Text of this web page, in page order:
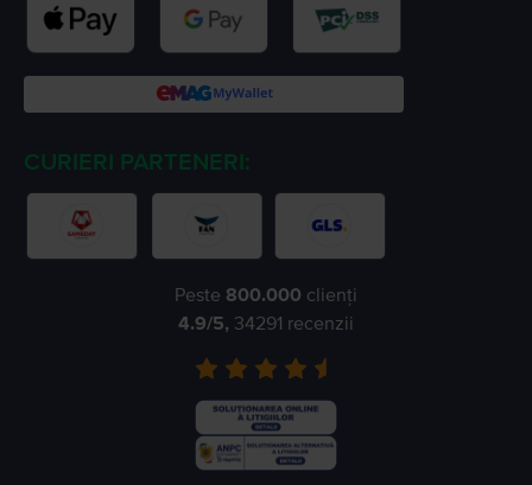
CURIERI PARTENERI:
Peste 800.000 clienți
4.9/5, 34291 recenzii